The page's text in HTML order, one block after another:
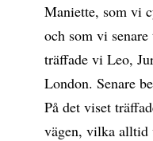
Maniette, som vi
och som vi
träffade vi Leo,
London. Senare
På det viset
vägen, vilka alltid